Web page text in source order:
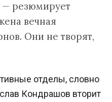
— резюмирует
вечная
Они не творят,
отделы, словно
Кондрашов вторит